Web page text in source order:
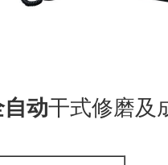
自动干式修磨及